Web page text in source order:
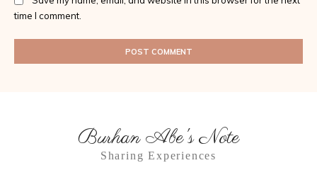
time I comment.
Burhan Abe's Note
Sharing Experiences